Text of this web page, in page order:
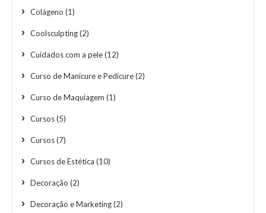
Colágeno (1)
Coolsculpting(2)
Cuidados com a pele(12)
Curso de Manicure e Pedicure(2)
Curso de Maquiagem (1)
Cursos(5)
Cursos(7)
Cursos de Estética (10)
Decoração (2)
Decoração e Marketing(2)